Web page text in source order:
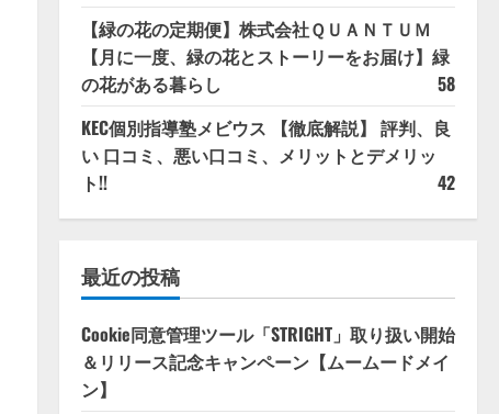
【緑の花の定期便】株式会社ＱＵＡＮＴＵＭ
【月に一度、緑の花とストーリーをお届け】緑
の花がある暮らし
58
KEC個別指導塾メビウス 【徹底解説】 評判、良
い 口コミ、悪い口コミ、メリットとデメリッ
ト!!
42
最近の投稿
Cookie同意管理ツール「STRIGHT」取り扱い開始
＆リリース記念キャンペーン【ムームードメイ
ン】